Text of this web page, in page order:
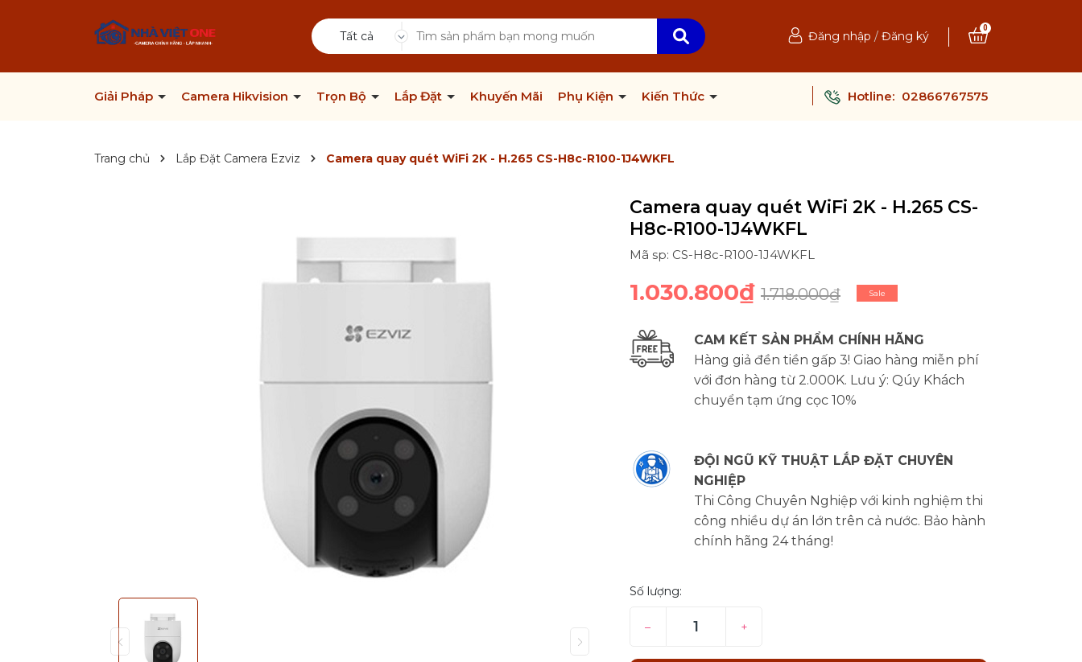
Tất cả Đăng nhập / Đăng ký
0
Giải Pháp Camera Hikvision Trọn Bộ Lắp Đặt Khuyến Mãi Phụ Kiện Kiến Thức Hotline: 02866767575
Trang chủ Lắp Đặt Camera Ezviz Camera quay quét WiFi 2K - H.265 CS-H8c-R100-1J4WKFL
Camera quay quét WiFi 2K - H.265 CS-
H8c-R100-1J4WKFL
Mã sp: CS-H8c-R100-1J4WKFL
1.030.800₫ 1.718.000₫ Sale
CAM KẾT SẢN PHẨM CHÍNH HÃNG
Hàng giả đền tiền gấp 3! Giao hàng miễn phí
với đơn hàng từ 2.000K. Lưu ý: Qúy Khách
chuyển tạm ứng cọc 10%
ĐỘI NGŨ KỸ THUẬT LẮP ĐẶT CHUYÊN
NGHIỆP
Thi Công Chuyên Nghiệp với kinh nghiệm thi
công nhiều dự án lớn trên cả nước. Bảo hành
chính hãng 24 tháng!
Số lượng:
– +